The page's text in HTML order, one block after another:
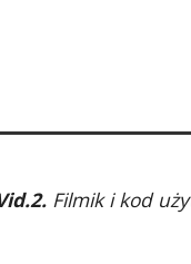
Filmik i kod